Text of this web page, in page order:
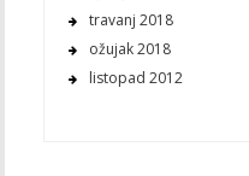
travanj 2018
ožujak 2018
listopad 2012